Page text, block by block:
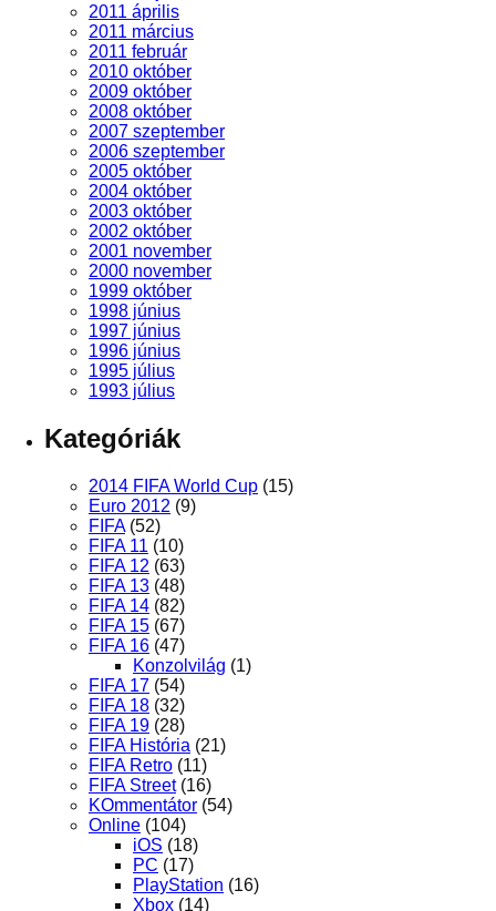
2011 április
2011 március
2011 február
2010 október
2009 október
2008 október
2007 szeptember
2006 szeptember
2005 október
2004 október
2003 október
2002 október
2001 november
2000 november
1999 október
1998 június
1997 június
1996 június
1995 július
1993 július
Kategóriák
2014 FIFA World Cup (15)
Euro 2012 (9)
FIFA(52)
FIFA 11 (10)
FIFA 12 (63)
FIFA 13 (48)
FIFA 14 (82)
FIFA 15 (67)
FIFA 16 (47)
Konzolvilág (1)
FIFA 17 (54)
FIFA 18 (32)
FIFA 19 (28)
FIFA História (21)
FIFA Retro (11)
FIFA Street(16)
KOmmentátor (54)
Online (104)
iOS (18)
PC (17)
PlayStation (16)
Xbox (14)